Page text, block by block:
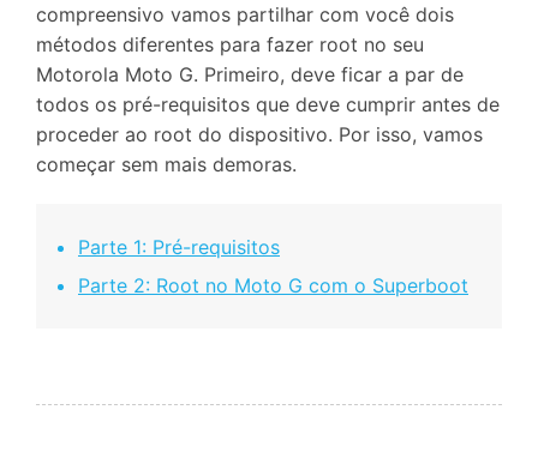
compreensivo vamos partilhar com você dois
métodos diferentes para fazer root no seu
Motorola Moto G. Primeiro, deve ficar a par de
todos os pré-requisitos que deve cumprir antes de
proceder ao root do dispositivo. Por isso, vamos
começar sem mais demoras.
Parte 1: Pré-requisitos
Parte 2: Root no Moto G com o Superboot